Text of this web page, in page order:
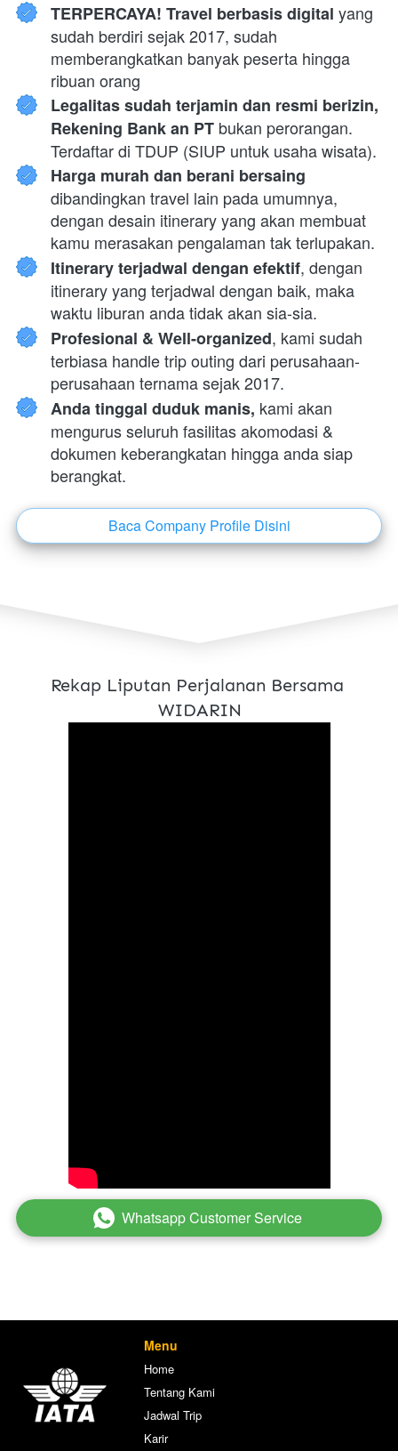
TERPERCAYA! Travel berbasis digital yang
sudah berdiri sejak 2017, sudah
memberangkatkan banyak peserta hingga
ribuan orang
Legalitas sudah terjamin dan resmi berizin,
Rekening Bank an PT bukan perorangan.
Terdaftar di TDUP (SIUP untuk usaha wisata).
dibandingkan travel lain pada umumnya,
dengan desain itinerary yang akan membuat
kamu merasakan pengalaman tak terlupakan.
Itinerary terjadwal dengan efektif, dengan
itinerary yang terjadwal dengan baik, maka
waktu liburan anda tidak akan sia-sia.
Profesional & Well-organized, kami sudah
terbiasa handle trip outing dari perusahaan-
perusahaan ternama sejak 2017.
Anda tinggal duduk manis, kami akan
mengurus seluruh fasilitas akomodasi &
dokumen keberangkatan hingga anda siap
berangkat.
`Baca Company Profile Disini
Rekap Liputan Perjalanan Bersama
WIDARIN
` Whatsapp Customer Service
Menu
Home
Tentang Kami
Jadwal Trip
Karir